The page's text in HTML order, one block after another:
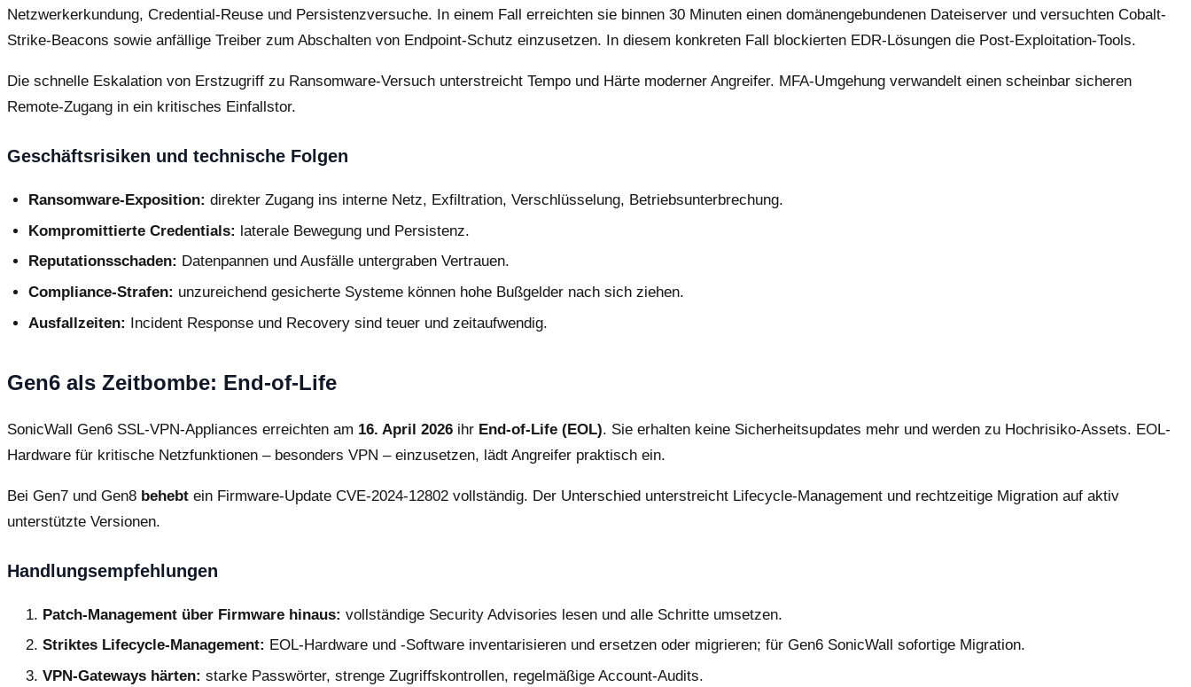
Netzwerkerkundung, Credential-Reuse und Persistenzversuche. In einem Fall erreichten sie binnen 30 Minuten einen domänengebundenen Dateiserver und versuchten Cobalt-
Strike-Beacons sowie anfällige Treiber zum Abschalten von Endpoint-Schutz einzusetzen. In diesem konkreten Fall blockierten EDR-Lösungen die Post-Exploitation-Tools.
Die schnelle Eskalation von Erstzugriff zu Ransomware-Versuch unterstreicht Tempo und Härte moderner Angreifer. MFA-Umgehung verwandelt einen scheinbar sicheren
Remote-Zugang in ein kritisches Einfallstor.
Geschäftsrisiken und technische Folgen
Ransomware-Exposition: direkter Zugang ins interne Netz, Exfiltration, Verschlüsselung, Betriebsunterbrechung.
Kompromittierte Credentials: laterale Bewegung und Persistenz.
Reputationsschaden: Datenpannen und Ausfälle untergraben Vertrauen.
Compliance-Strafen: unzureichend gesicherte Systeme können hohe Bußgelder nach sich ziehen.
Ausfallzeiten: Incident Response und Recovery sind teuer und zeitaufwendig.
Gen6 als Zeitbombe: End-of-Life
SonicWall Gen6 SSL-VPN-Appliances erreichten am 16. April 2026 ihr End-of-Life (EOL). Sie erhalten keine Sicherheitsupdates mehr und werden zu Hochrisiko-Assets. EOL-
Hardware für kritische Netzfunktionen – besonders VPN – einzusetzen, lädt Angreifer praktisch ein.
Bei Gen7 und Gen8 behebt ein Firmware-Update CVE-2024-12802 vollständig. Der Unterschied unterstreicht Lifecycle-Management und rechtzeitige Migration auf aktiv
unterstützte Versionen.
Handlungsempfehlungen
Patch-Management über Firmware hinaus: vollständige Security Advisories lesen und alle Schritte umsetzen.
Striktes Lifecycle-Management: EOL-Hardware und -Software inventarisieren und ersetzen oder migrieren; für Gen6 SonicWall sofortige Migration.
VPN-Gateways härten: starke Passwörter, strenge Zugriffskontrollen, regelmäßige Account-Audits.